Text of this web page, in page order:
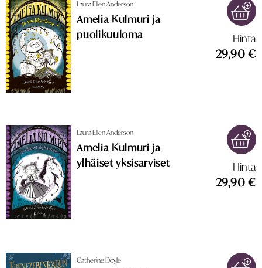
Hinta
29,90 €
Laura Ellen Anderson
Amelia Kulmuri ja
puolikuuloma
Hinta
29,90 €
Laura Ellen Anderson
Amelia Kulmuri ja
ylhäiset yksisarviset
Catherine Doyle